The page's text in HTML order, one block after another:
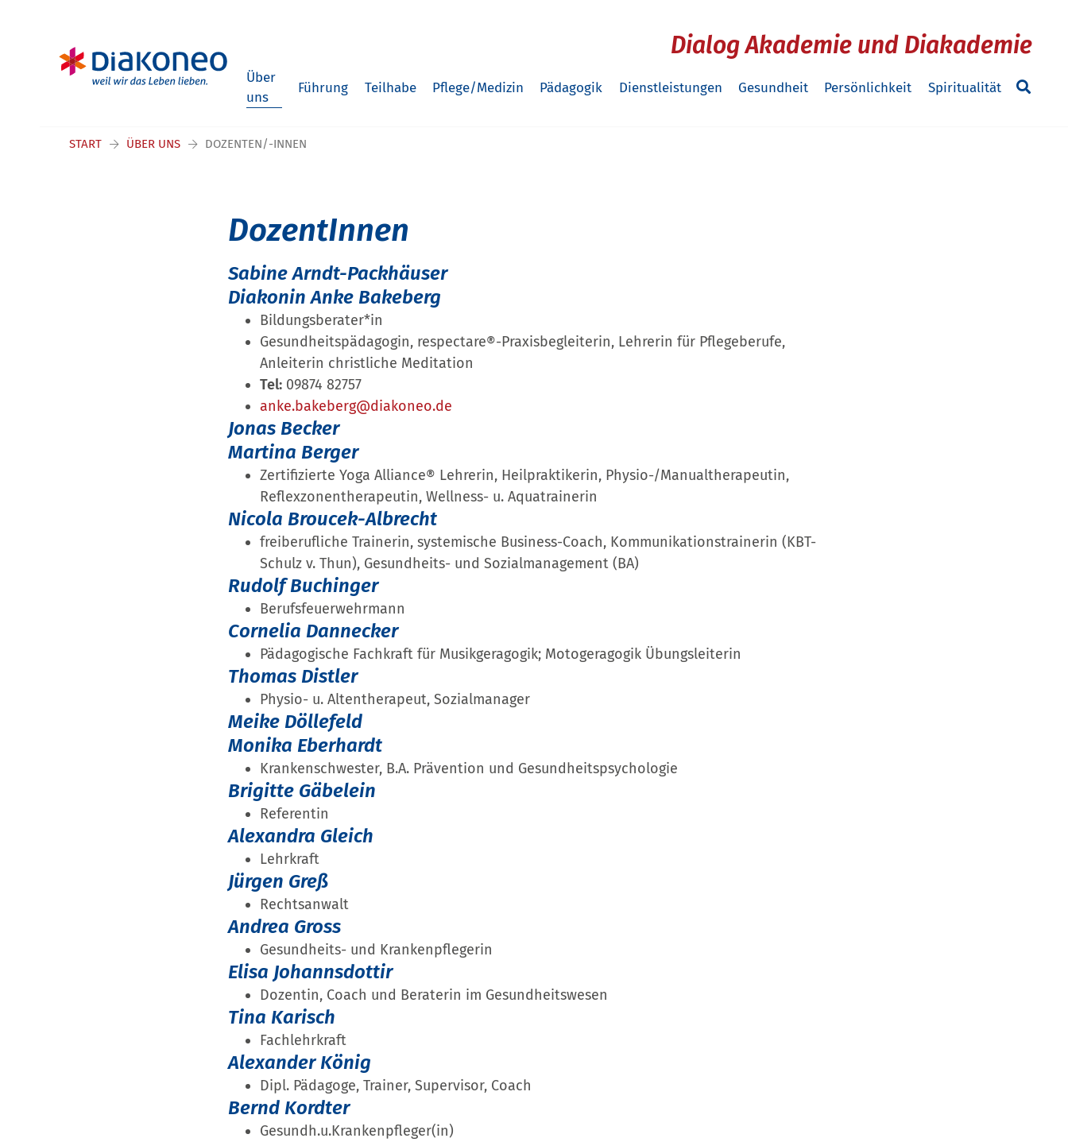
Dialog Akademie und Diakademie
Über
uns
Führung Teilhabe Pflege/Medizin Pädagogik Dienstleistungen Gesundheit Persönlichkeit Spiritualität
START ÜBER UNS DOZENTEN/-INNEN
DozentInnen
Sabine Arndt-Packhäuser
Diakonin Anke Bakeberg
Bildungsberater*in
Gesundheitspädagogin, respectare®-Praxisbegleiterin, Lehrerin für Pflegeberufe,
Anleiterin christliche Meditation
Tel: 09874 82757
anke.bakeberg@diakoneo.de
Jonas Becker
Martina Berger
Zertifizierte Yoga Alliance® Lehrerin, Heilpraktikerin, Physio-/Manualtherapeutin,
Reflexzonentherapeutin, Wellness- u. Aquatrainerin
Nicola Broucek-Albrecht
freiberufliche Trainerin, systemische Business-Coach, Kommunikationstrainerin (KBT-
Schulz v. Thun), Gesundheits- und Sozialmanagement (BA)
Rudolf Buchinger
Berufsfeuerwehrmann
Cornelia Dannecker
Pädagogische Fachkraft für Musikgeragogik; Motogeragogik Übungsleiterin
Thomas Distler
Physio- u. Altentherapeut, Sozialmanager
Meike Döllefeld
Monika Eberhardt
Krankenschwester, B.A. Prävention und Gesundheitspsychologie
Brigitte Gäbelein
Referentin
Alexandra Gleich
Lehrkraft
Jürgen Greß
Rechtsanwalt
Andrea Gross
Gesundheits- und Krankenpflegerin
Elisa Johannsdottir
Dozentin, Coach und Beraterin im Gesundheitswesen
Tina Karisch
Fachlehrkraft
Alexander König
Dipl. Pädagoge, Trainer, Supervisor, Coach
Bernd Kordter
Gesundh.u.Krankenpfleger(in)